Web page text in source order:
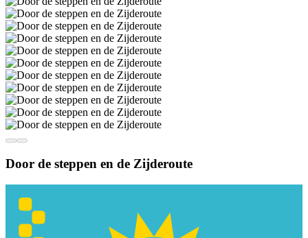
Door de steppen en de Zijderoute